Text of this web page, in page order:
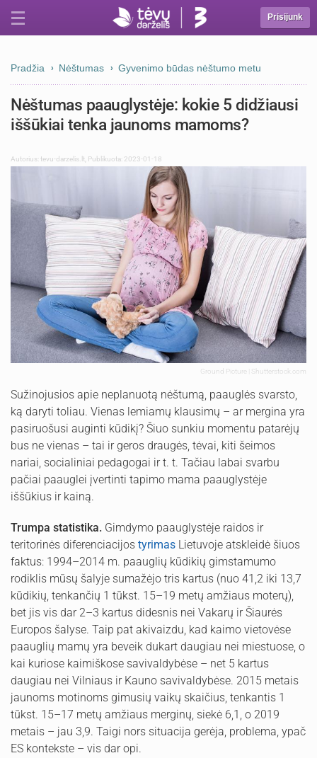
Prisijunk
Pradžia Nėštumas Gyvenimo būdas nėštumo metu
Nėštumas paauglystėje: kokie 5 didžiausi
iššūkiai tenka jaunoms mamoms?
Autorius:tevu-darzelis.lt Publikuota: 2023-01-18
Ground Picture | Shutterstock.com
Sužinojusios apie neplanuotą nėštumą, paauglės svarsto,
ką daryti toliau. Vienas lemiamų klausimų – ar mergina yra
pasiruošusi auginti kūdikį? Šiuo sunkiu momentu patarėjų
bus ne vienas – tai ir geros draugės, tėvai, kiti šeimos
nariai, socialiniai pedagogai ir t. t. Tačiau labai svarbu
pačiai paauglei įvertinti tapimo mama paauglystėje
iššūkius ir kainą.
Trumpa statistika. Gimdymo paauglystėje raidos ir
teritorinės diferenciacijos tyrimas Lietuvoje atskleidė šiuos
faktus: 1994–2014 m. paauglių kūdikių gimstamumo
rodiklis mūsų šalyje sumažėjo tris kartus (nuo 41,2 iki 13,7
kūdikių, tenkančių 1 tūkst. 15–19 metų amžiaus moterų),
bet jis vis dar 2–3 kartus didesnis nei Vakarų ir Šiaurės
Europos šalyse. Taip pat akivaizdu, kad kaimo vietovėse
paauglių mamų yra beveik dukart daugiau nei miestuose, o
kai kuriose kaimiškose savivaldybėse – net 5 kartus
daugiau nei Vilniaus ir Kauno savivaldybėse. 2015 metais
jaunoms motinoms gimusių vaikų skaičius, tenkantis 1
tūkst. 15–17 metų amžiaus merginų, siekė 6,1, o 2019
metais – jau 3,9. Taigi nors situacija gerėja, problema, ypač
ES kontekste – vis dar opi.